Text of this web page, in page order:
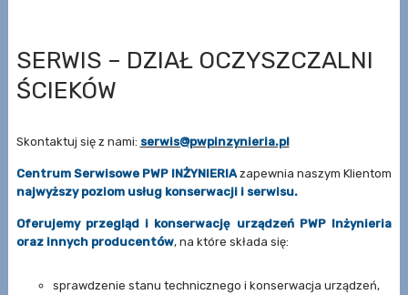
SERWIS – DZIAŁ OCZYSZCZALNI
ŚCIEKÓW
Skontaktuj się z nami: serwis@pwpinzynieria.pl
Centrum Serwisowe PWP INŻYNIERIAzapewnia naszym Klientom
najwyższy poziom usług konserwacji i serwisu.
Oferujemy przegląd i konserwację urządzeń PWP Inżynieria
oraz innych producentów, na które składa się:
sprawdzenie stanu technicznego i konserwacja urządzeń,